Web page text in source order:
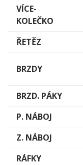
VÍCE­
KOLEČKO
ŘETĚZ
BRZDY
BRZD. PÁKY
P. NÁBOJ
Z. NÁBOJ
RÁFKY